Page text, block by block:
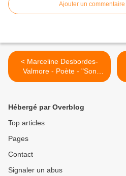
Ajouter un commentaire
< Marceline Desbordes-
Valmore - Poète - "Son
retour"
Hébergé par Overblog
Top articles
Pages
Contact
Signaler un abus